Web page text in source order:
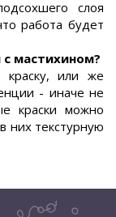
слоя
работа будет
мастихином?
краску, или же
- иначе не
краски можно
них текстурную